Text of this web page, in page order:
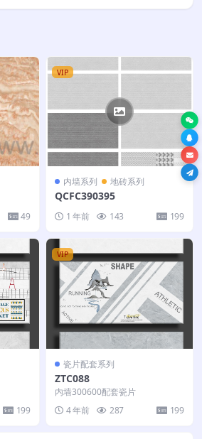
49
VIP
内墙系列 地砖系列
QCFC390395
1 年前 143 199
199
VIP
瓷片配套系列
ZTC088
内墙300600配套瓷片
4 年前
287 199